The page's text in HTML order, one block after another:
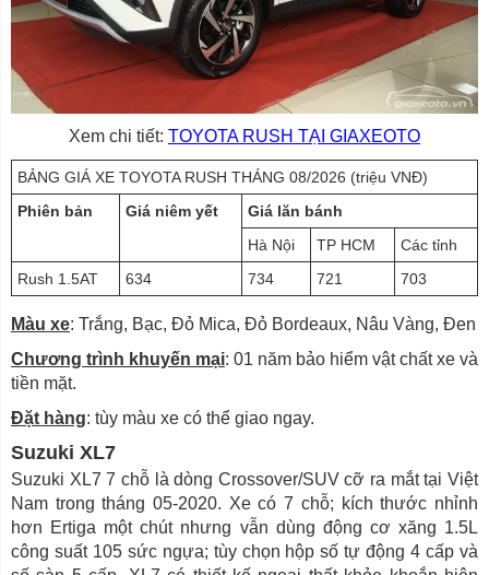
Xem chi tiết: TOYOTA RUSH TẠI GIAXEOTO
BẢNG GIÁ XE TOYOTA RUSH THÁNG 08/2026 (triệu VNĐ)
Phiên bản
Giá niêm yết
Giá lăn bánh
Hà Nội
TP HCM
Các tỉnh
Rush 1.5AT
634 734 721 703
Màu xe: Trắng, Bạc, Đỏ Mica, Đỏ Bordeaux, Nâu Vàng, Đen
Chương trình khuyến mại: 01 năm bảo hiểm vật chất xe và
tiền mặt.
Đặt hàng: tùy màu xe có thể giao ngay.
Suzuki XL7
Suzuki XL7 7 chỗ là dòng Crossover/SUV cỡ ra mắt tại Việt
Nam trong tháng 05-2020. Xe có 7 chỗ; kích thước nhỉnh
hơn Ertiga một chút nhưng vẫn dùng động cơ xăng 1.5L
công suất 105 sức ngựa; tùy chọn hộp số tự động 4 cấp và